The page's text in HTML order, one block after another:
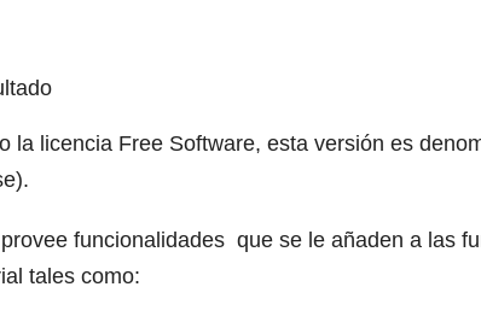
la licencia Free Software, esta versión es
funcionalidades que se le añaden a las
tales como: